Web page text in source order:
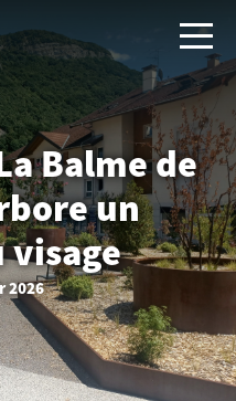
Balme de
un
visage
2026